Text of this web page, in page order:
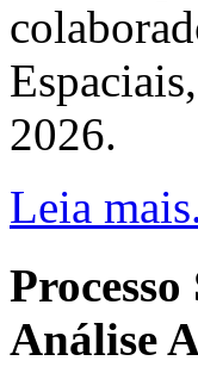
2026.
Leia
Análise